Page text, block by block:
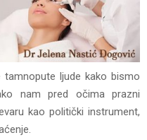
ljude kako bismo
nam pred očima prazni
kao politički instrument,